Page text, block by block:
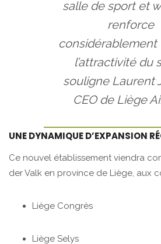
salle de sport et
renforce
considérablement
l’attractivité du
souligne Laurent
CEO de Liège
UNE DYNAMIQUE D’EXPANSION
Ce nouvel établissement viendra
der Valk en province de Liège, aux
Liège Congrès
Liège Selys